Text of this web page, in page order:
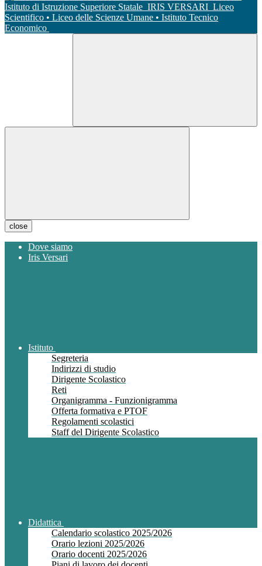
Istituto di Istruzione Superiore Statale IRIS VERSARI Liceo
Scientifico • Liceo delle Scienze Umane • Istituto Tecnico
Economico
close
Dove siamo
Iris Versari
Istituto
Segreteria
Indirizzi di studio
Dirigente Scolastico
Reti
Organigramma - Funzionigramma
Offerta formativa e PTOF
Regolamenti scolastici
Staff del Dirigente Scolastico
Didattica
Calendario scolastico 2025/2026
Orario lezioni 2025/2026
Orario docenti 2025/2026